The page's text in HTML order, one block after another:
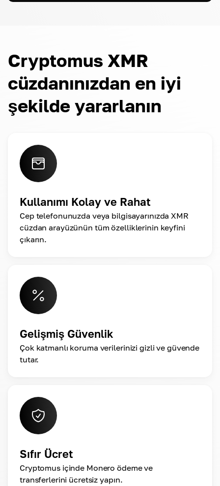
Cryptomus XMR
cüzdanınızdan en iyi
şekilde yararlanın
Kullanımı Kolay ve Rahat
Cep telefonunuzda veya bilgisayarınızda XMR
cüzdan arayüzünün tüm özelliklerinin keyfini
çıkarın.
Gelişmiş Güvenlik
Çok katmanlı koruma verilerinizi gizli ve güvende
tutar.
Sıfır Ücret
Cryptomus içinde Monero ödeme ve
transferlerini ücretsiz yapın.